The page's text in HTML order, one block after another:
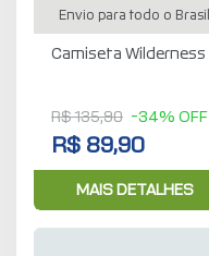
Envio para todo o Brasil
Camiseta Wilderness
R$ 135,90 -34% OFF
R$ 89,90
MAIS DETALHES